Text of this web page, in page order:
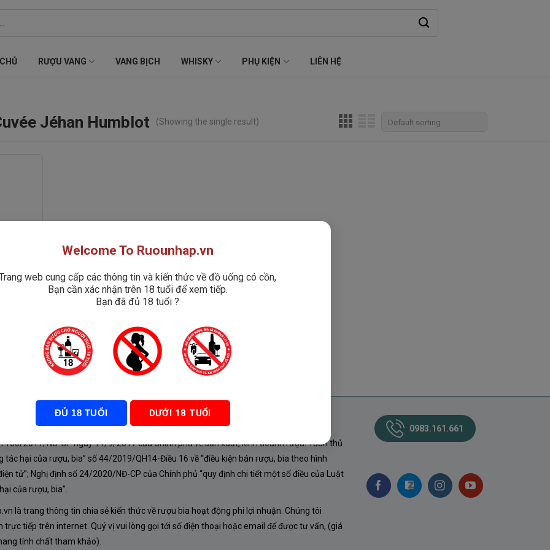
RƯỢU VANG VANG BỊCH WHISKY PHỤ KIỆN LIÊN HỆ
Jéhan Humblot (Showing the single result)
Cru
SÁCH
105/2017/NĐ-CP ngày 14/9/2017 của Chính phủ về sản xuất, kinh doanh rượu. Tuân thủ
tác hại của rượu, bia” số 44/2019/QH14-Điều 16 về “điều kiện bán rượu, bia theo hình
tử”; Nghị định số 24/2020/NĐ-CP của Chính phủ “quy định chi tiết một số điều của Luật
của rượu, bia”.
là trang thông tin chia sẻ kiến thức về rượu bia hoạt động phi lợi nhuận. Chúng tôi
trực tiếp trên internet. Quý vị vui lòng gọi tới số điện thoại hoặc email để được tư vấn, (giá
tính chất tham khảo).
0983.161.661
Welcome To Ruounhap.vn
web cung cấp các thông tin và kiến thức về đồ uống có cồn,
Bạn cần xác nhận trên 18 tuổi để xem tiếp.
Bạn đã đủ 18 tuổi ?
ĐỦ 18 TUỔI DƯỚI 18 TUỔI